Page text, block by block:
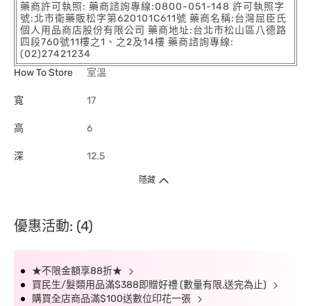
藥商許可執照: 藥商諮詢專線:0800-051-148 許可執照字
號:北市衛藥販松字第620101C611號 藥商名稱:台灣屈臣氏
個人用品商店股份有限公司 藥商地址:台北市松山區八德路
四段760號11樓之1、之2及14樓 藥商諮詢專線:
(02)27421234
How To Store
室溫
寬 17
高 6
深 12.5
隱藏
優惠活動: (4)
★不限金額享88折★
買民生/髮類用品滿$388即贈好禮 (數量有限,送完為止)
購買全店商品滿$100送數位印花一張